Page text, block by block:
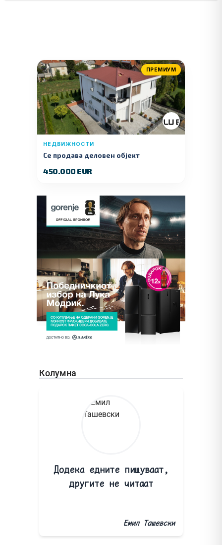
ПРЕМИУМ
НЕДВИЖНОСТИ
Се продава деловен објект
450.000 EUR
Колумна
Додека едните пишуваат,
другите не читаат
Емил Ташевски